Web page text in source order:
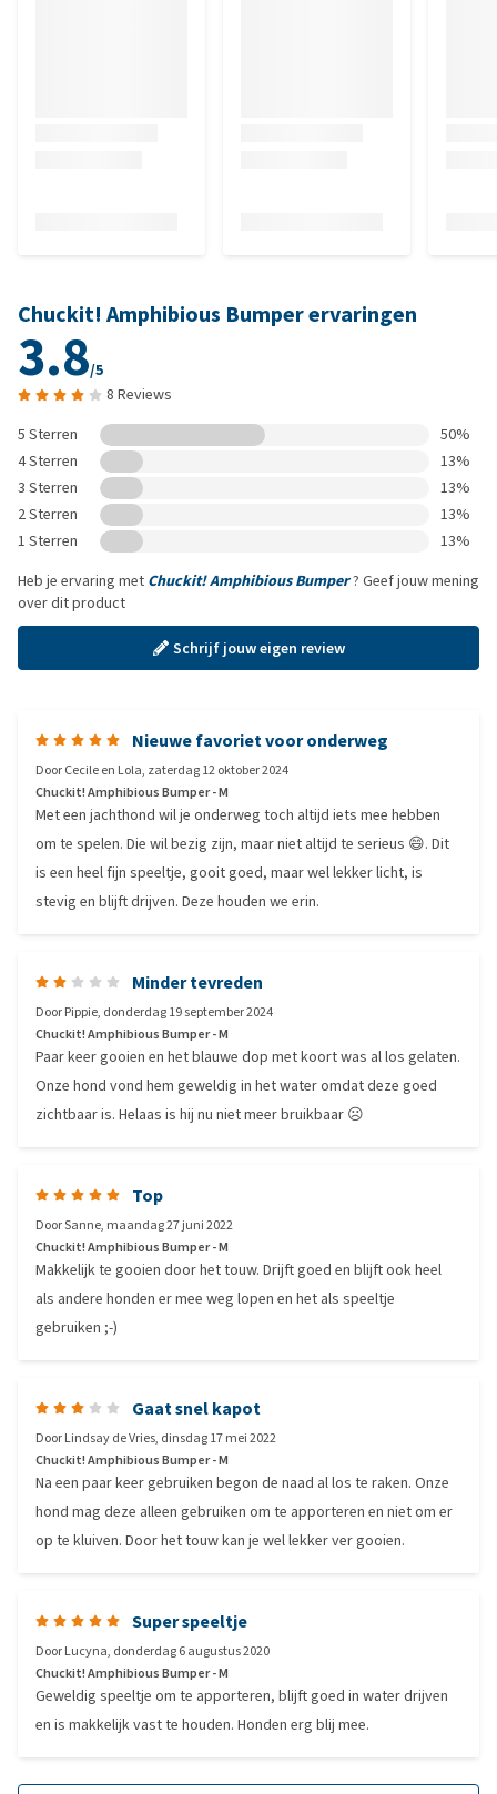
Chuckit! Amphibious Bumper ervaringen
3.8/5
8 Reviews
5 Sterren
50%
4 Sterren
13%
3 Sterren
13%
2 Sterren
13%
1 Sterren
13%
Heb je ervaring met Chuckit! Amphibious Bumper? Geef jouw mening
over dit product
Schrijf jouw eigen review
Nieuwe favoriet voor onderweg
DoorCecile en Lola, zaterdag 12 oktober 2024
Chuckit! Amphibious Bumper - M
Met een jachthond wil je onderweg toch altijd iets mee hebben
om te spelen. Die wil bezig zijn, maar niet altijd te serieus 😄. Dit
is een heel fijn speeltje, gooit goed, maar wel lekker licht, is
stevig en blijft drijven. Deze houden we erin.
Minder tevreden
DoorPippie, donderdag 19 september 2024
Chuckit! Amphibious Bumper - M
Paar keer gooien en het blauwe dop met koort was al los gelaten.
Onze hond vond hem geweldig in het water omdat deze goed
zichtbaar is. Helaas is hij nu niet meer bruikbaar ☹️
Top
DoorSanne, maandag 27 juni 2022
Chuckit! Amphibious Bumper - M
Makkelijk te gooien door het touw. Drijft goed en blijft ook heel
als andere honden er mee weg lopen en het als speeltje
gebruiken ;-)
Gaat snel kapot
DoorLindsay de Vries, dinsdag 17 mei 2022
Chuckit! Amphibious Bumper - M
Na een paar keer gebruiken begon de naad al los te raken. Onze
hond mag deze alleen gebruiken om te apporteren en niet om er
op te kluiven. Door het touw kan je wel lekker ver gooien.
Super speeltje
DoorLucyna, donderdag 6 augustus 2020
Chuckit! Amphibious Bumper - M
Geweldig speeltje om te apporteren, blijft goed in water drijven
en is makkelijk vast te houden. Honden erg blij mee.